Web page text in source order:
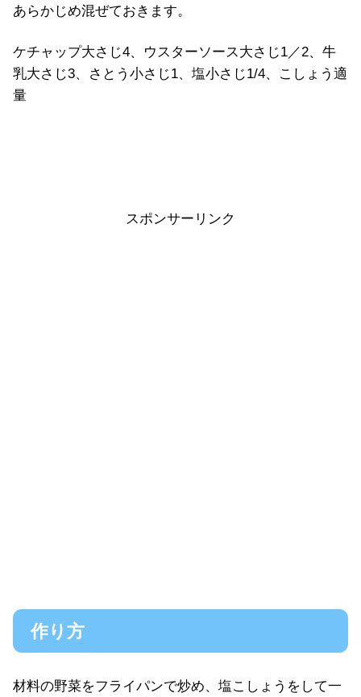
あらかじめ混ぜておきます。
ケチャップ大さじ4、ウスターソース大さじ1／2、牛
乳大さじ3、さとう小さじ1、塩小さじ1/4、こしょう適
量
スポンサーリンク
作り方
材料の野菜をフライパンで炒め、塩こしょうをして一